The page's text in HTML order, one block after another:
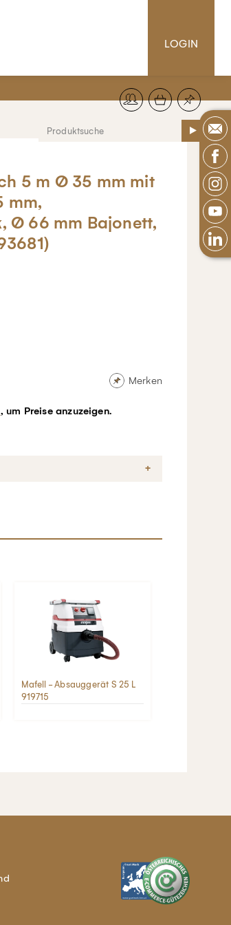
LOGIN
5 m Ø 35 mm mit
mm,
Ø 66 mm Bajonett,
Merken
, um Preise anzuzeigen.
Mafell - Absauggerät S 25 L
919715